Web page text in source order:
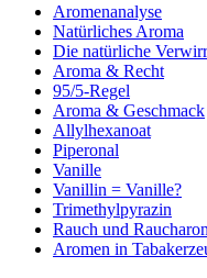
Aromenanalyse
Natürliches Aroma
Die natürliche
Aroma & Recht
95/5-Regel
Aroma & Geschmack
Allylhexanoat
Piperonal
Vanille
Vanillin = Vanille?
Trimethylpyrazin
Rauch und
Aromen in